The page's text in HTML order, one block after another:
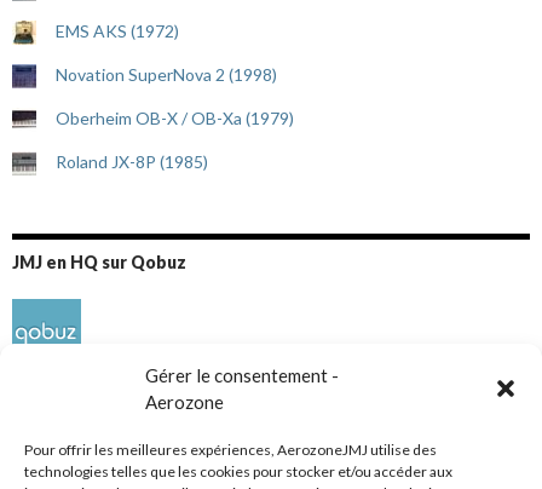
Gérer le consentement -
Aerozone
Pour offrir les meilleures expériences, AerozoneJMJ utilise des
technologies telles que les cookies pour stocker et/ou accéder aux
EMS AKS (1972)
Novation SuperNova 2 (1998)
Oberheim OB-X / OB-Xa (1979)
Roland JX-8P (1985)
JMJ en HQ sur Qobuz